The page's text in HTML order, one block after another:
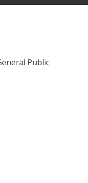
Public